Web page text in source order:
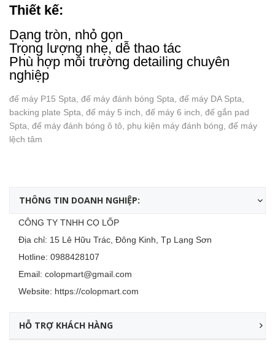
Thiết kế:
Dạng tròn, nhỏ gọn
Trọng lượng nhẹ, dễ thao tác
Phù hợp môi trường detailing chuyên
nghiệp
đế máy P15 Spta, đế máy đánh bóng Spta, đế máy DA Spta,
backing plate Spta, đế máy 5 inch, đế máy 6 inch, đế gắn pad
Spta, đế máy đánh bóng ô tô, phụ kiện máy đánh bóng, đế máy
lệch tâm
THÔNG TIN DOANH NGHIỆP:
CÔNG TY TNHH CỌ LỐP
Địa chỉ: 15 Lê Hữu Trác, Đông Kinh, Tp Lạng Sơn
Hotline: 0988428107
Email: colopmart@gmail.com
Website: https://colopmart.com
HỖ TRỢ KHÁCH HÀNG